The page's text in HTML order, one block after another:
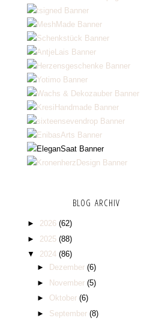
BLOG ARCHIV
► 2026 (62)
► 2025 (88)
▼ 2024 (86)
►
Dezember (6)
►
November (5)
► Oktober (6)
► September (8)